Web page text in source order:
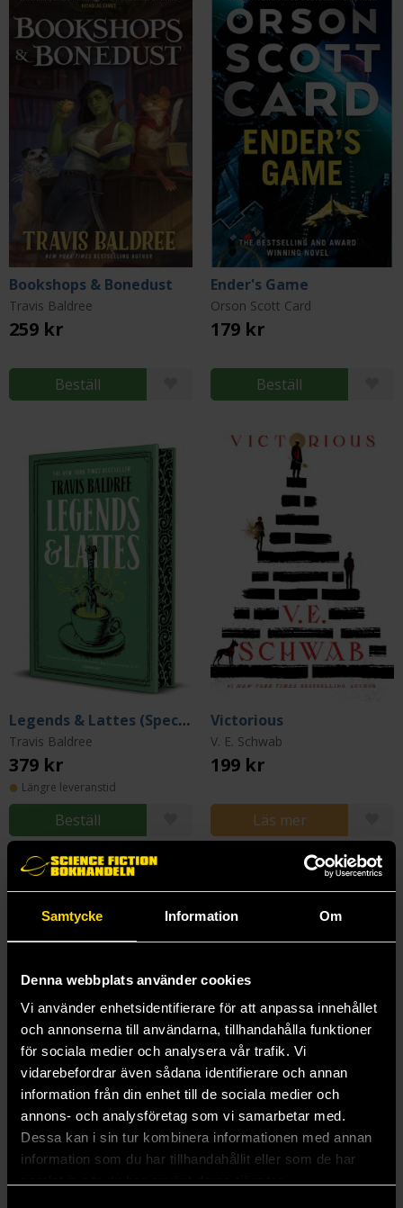
Samtycke Information Om
Denna webbplats använder cookies
Vi använder enhetsidentifierare för att anpassa innehållet
och annonserna till användarna, tillhandahålla funktioner
för sociala medier och analysera vår trafik. Vi
vidarebefordrar även sådana identifierare och annan
information från din enhet till de sociala medier och
annons- och analysföretag som vi samarbetar med.
Dessa kan i sin tur kombinera informationen med annan
information som du har tillhandahållit eller som de har
Bookshops & Bonedust
Travis Baldree
259 kr
Beställ
Ender's Game
Orson Scott Card
179 kr
Beställ
Legends & Lattes (Special Edition)
Travis Baldree
379 kr
Längre leveranstid
Beställ
Victorious
V. E. Schwab
199 kr
Läs mer
The Vampire Tapestry Starter Villain